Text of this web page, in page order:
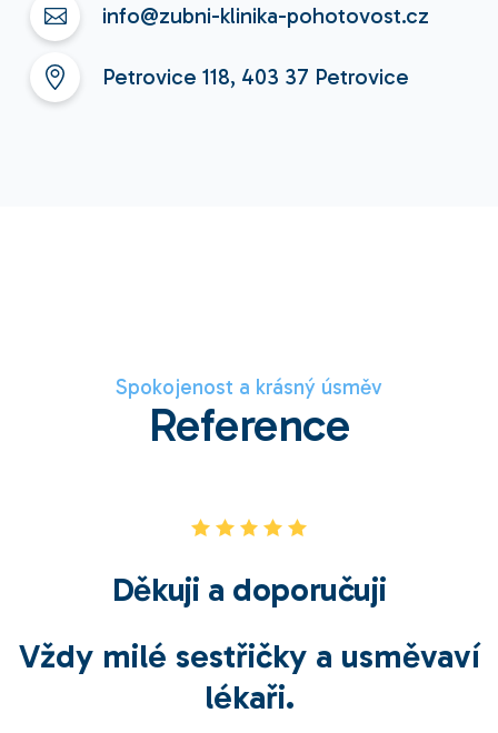
info@zubni-klinika-pohotovost.cz
Petrovice 118, 403 37 Petrovice
Spokojenost a krásný úsměv
Reference
Děkuji a doporučuji
Vždy milé sestřičky a usměvaví
lékaři.